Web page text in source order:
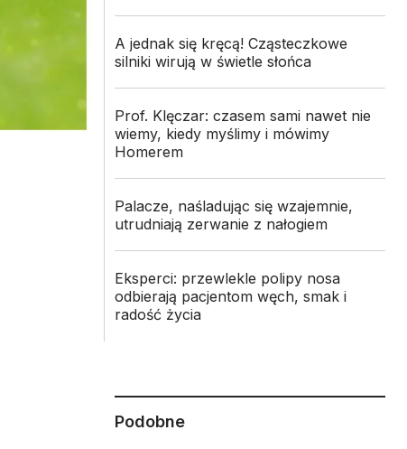
A jednak się kręcą! Cząsteczkowe
silniki wirują w świetle słońca
Prof. Klęczar: czasem sami nawet nie
wiemy, kiedy myślimy i mówimy
Homerem
Palacze, naśladując się wzajemnie,
utrudniają zerwanie z nałogiem
Eksperci: przewlekle polipy nosa
odbierają pacjentom węch, smak i
radość życia
Podobne